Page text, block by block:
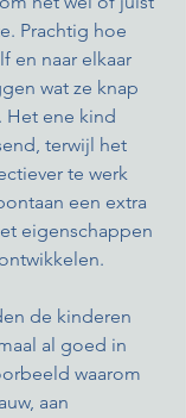
Prachtig hoe
en naar elkaar
wat ze knap
Het ene kind
terwijl het
te werk
een extra
eigenschappen
al goed in
waarom
aan